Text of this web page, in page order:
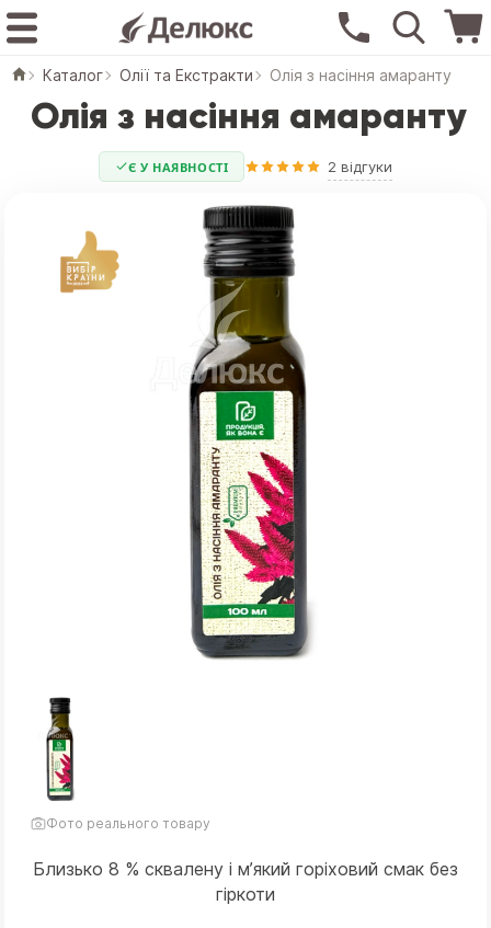
Каталог Олії та Екстракти Олія з насіння амаранту
Олія з насіння амаранту
Є У НАЯВНОСТІ 2 відгуки
Фото реального товару
Близько 8 % сквалену і мʼякий горіховий смак без
гіркоти